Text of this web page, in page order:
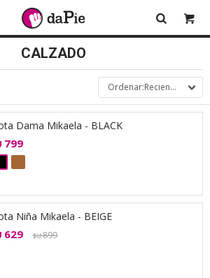
CALZADO
Recientes
Dama Mikaela - BLACK
799
Niña Mikaela - BEIGE
629 $U899